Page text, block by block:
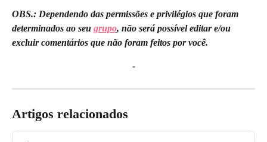
OBS.: Dependendo das permissões e privilégios que foram
determinados ao seu grupo, não será possível editar e/ou
excluir comentários que não foram feitos por você.
-
Artigos relacionados